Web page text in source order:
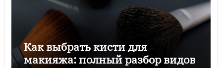
Как выбрать кисти для
макияжа: полный разбор видов